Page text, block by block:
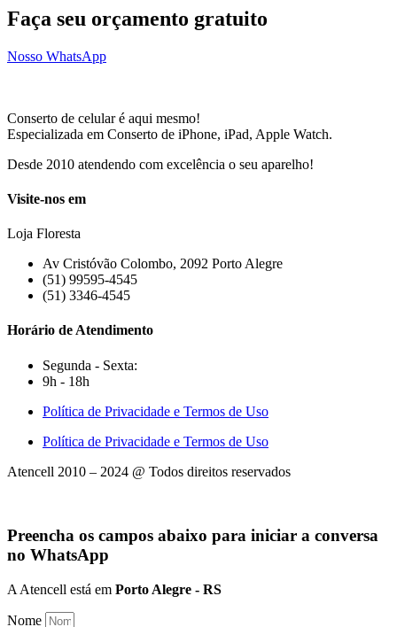
Faça seu orçamento gratuito
Nosso WhatsApp
Conserto de celular é aqui mesmo!
Especializada em Conserto de iPhone, iPad, Apple Watch.
Desde 2010 atendendo com excelência o seu aparelho!
Visite-nos em
Loja Floresta
Av Cristóvão Colombo, 2092 Porto Alegre
(51) 99595-4545
(51) 3346-4545
Horário de Atendimento
Segunda - Sexta:
9h - 18h
Política de Privacidade e Termos de Uso
Política de Privacidade e Termos de Uso
Atencell 2010 – 2024 @ Todos direitos reservados
Preencha os campos abaixo para iniciar a conversa
no WhatsApp
A Atencell está em Porto Alegre - RS
Nome